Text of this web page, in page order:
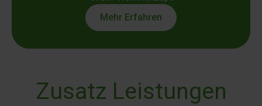
Mehr Erfahren
Zusatz Leistungen